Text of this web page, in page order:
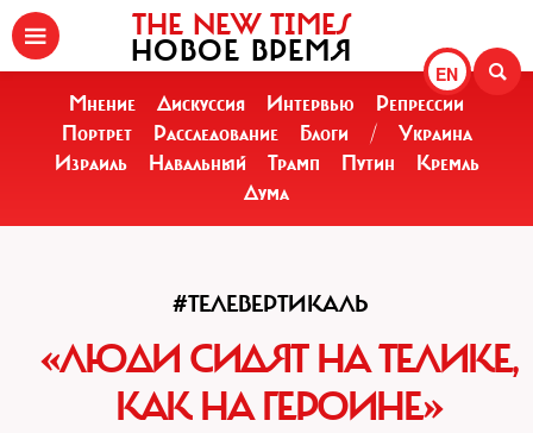
EN
THE NEW TIMES
НОВОЕ ВРЕМЯ
Мнение Дискуссия Интервью
Репрессии
Портрет
Расследование Блоги /
Украина
Израиль
Навальный Трамп Путин
Кремль
Дума
#ТЕЛЕВЕРТИКАЛЬ
«ЛЮДИ СИДЯТ НА ТЕЛИКЕ,
КАК НА ГЕРОИНЕ»